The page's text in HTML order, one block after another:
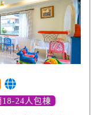
18-24人包棟